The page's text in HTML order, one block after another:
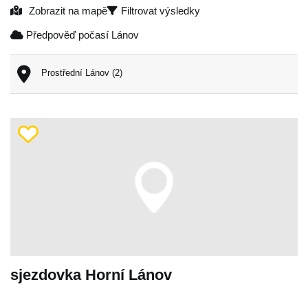
Zobrazit na mapě Filtrovat výsledky
Předpověď počasí Lánov
Prostřední Lánov (2)
sjezdovka Horní Lánov